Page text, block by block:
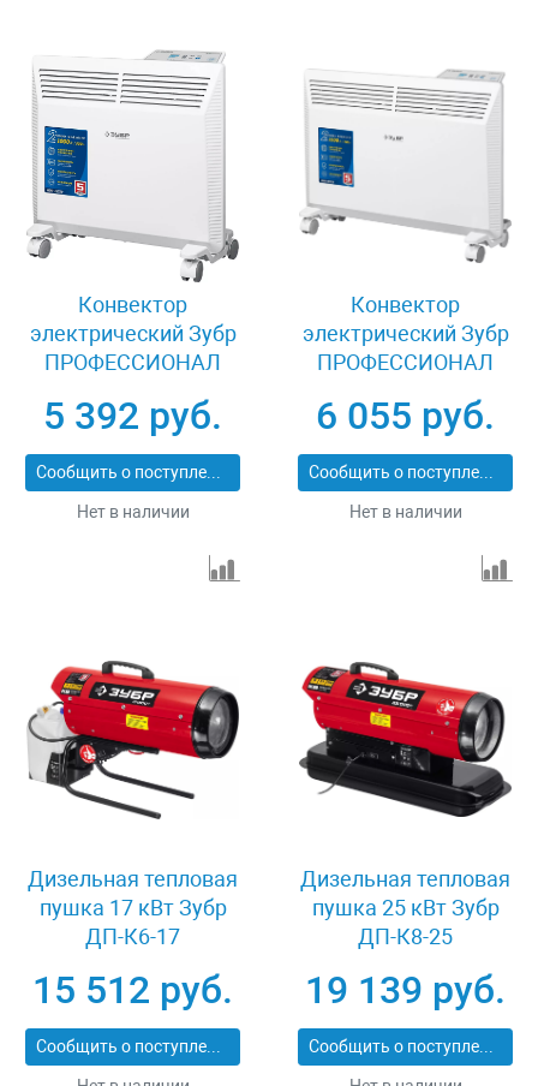
Конвектор
электрический Зубр
ПРОФЕССИОНАЛ
5 392 руб.
Сообщить о поступлении
Нет в наличии
Конвектор
электрический Зубр
ПРОФЕССИОНАЛ
6 055 руб.
Сообщить о поступлении
Нет в наличии
Дизельная тепловая
пушка 17 кВт Зубр
ДП-К6-17
15 512 руб.
Сообщить о поступлении
Дизельная тепловая
пушка 25 кВт Зубр
ДП-К8-25
19 139 руб.
Сообщить о поступлении